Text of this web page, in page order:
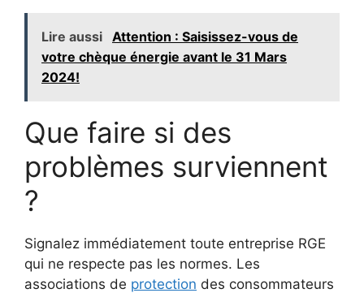
Lire aussi Attention : Saisissez-vous de
votre chèque énergie avant le 31 Mars
2024!
Que faire si des
problèmes surviennent
?
Signalez immédiatement toute entreprise RGE
qui ne respecte pas les normes. Les
associations de protection des consommateurs